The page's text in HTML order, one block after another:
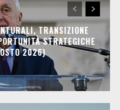
TRANSIZIONE
STRATEGICHE
2026)